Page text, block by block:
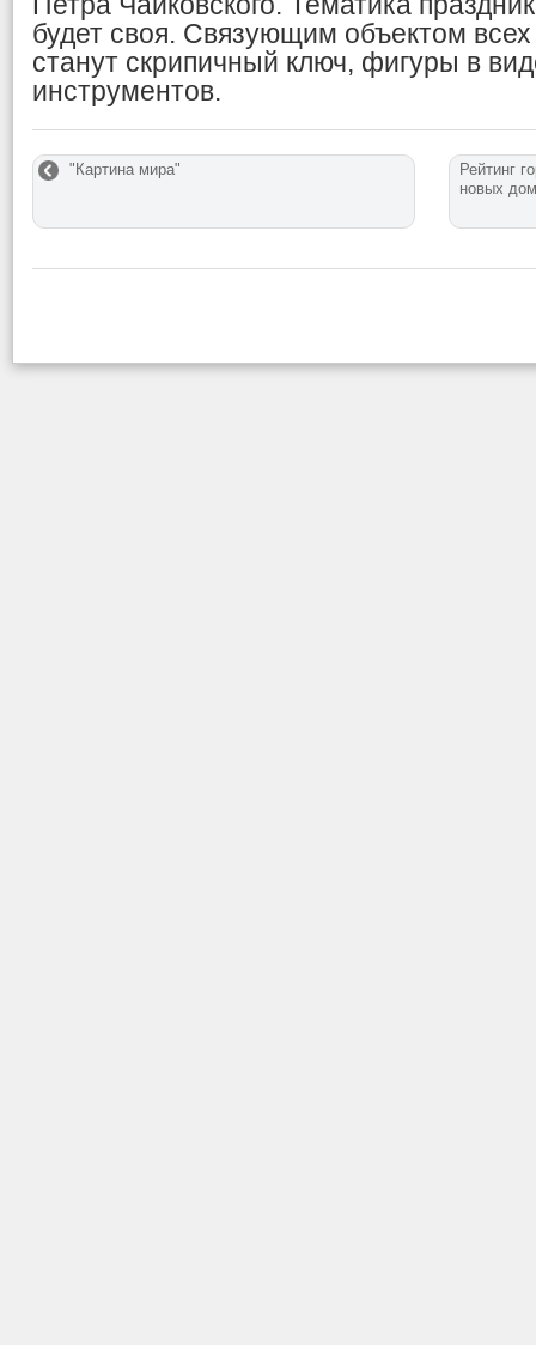
будет своя. Связующим объектом
станут скрипичный ключ, фигуры в
инструментов.
"Картина мира"
Рейтинг
новых